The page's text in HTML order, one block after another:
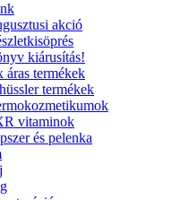
akció
kiárusítás!
áras termékek
termékek
vitaminok
és pelenka